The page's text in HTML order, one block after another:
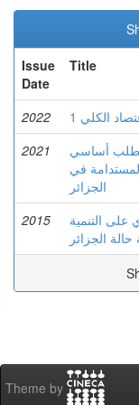
Issue
Date
Title
2022 الكلي 1
2021
أساسي
في
الجزائر
2015
على التنمية
الجزائر
Theme by